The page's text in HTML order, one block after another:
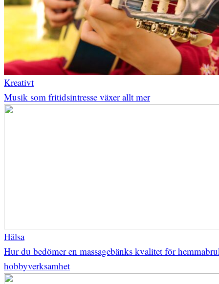
Kreativt
Musik som fritidsintresse växer allt mer
Hälsa
Hur du bedömer en massagebänks kvalitet för
hobbyverksamhet